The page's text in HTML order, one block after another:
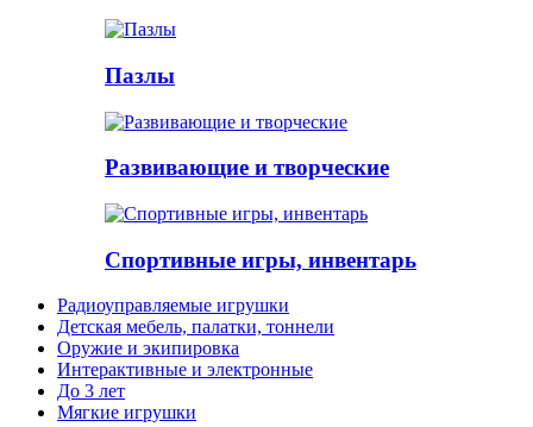
Пазлы
Развивающие и творческие
Спортивные игры, инвентарь
Радиоуправляемые игрушки
Детская мебель, палатки, тоннели
Оружие и экипировка
Интерактивные и электронные
До 3 лет
Мягкие игрушки